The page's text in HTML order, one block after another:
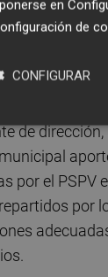
a vecinos y
servicios
la
de
por el PSPV
por
en
de
CONFIGURAR